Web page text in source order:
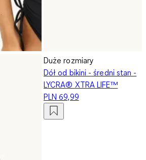
Duże rozmiary
Dół od bikini - średni stan -
LYCRA® XTRA LIFE™
PLN 69,99